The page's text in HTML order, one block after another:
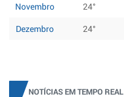
Novembro
24°
Dezembro
24°
NOTÍCIAS EM TEMPO REAL